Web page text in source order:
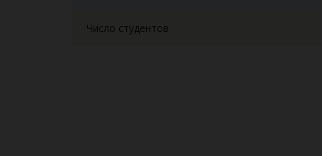
Число студентов